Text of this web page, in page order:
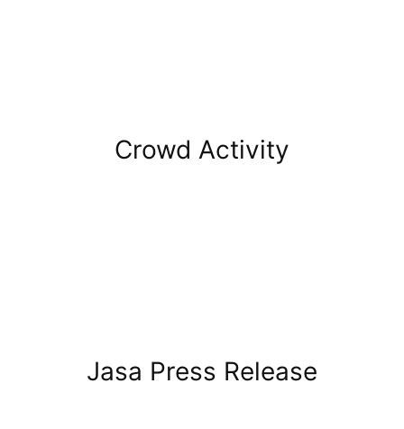
Crowd Activity
Jasa Press Release